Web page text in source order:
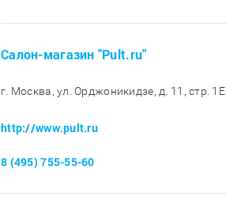
Салон-магазин "Pult.ru"
г. Москва, ул. Орджоникидзе, д. 11, стр. 1E
http://www.pult.ru
8 (495) 755-55-60